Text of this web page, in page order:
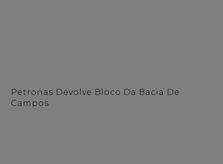
Petronas Devolve Bloco Da Bacia De
Campos